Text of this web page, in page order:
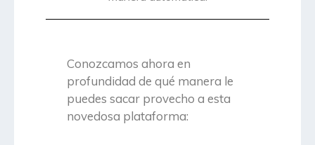
Conozcamos ahora en
profundidad de qué manera le
puedes sacar provecho a esta
novedosa plataforma: